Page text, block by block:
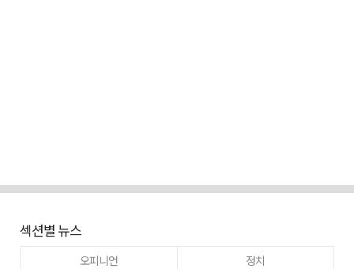
섹션별 뉴스
오피니언
정치